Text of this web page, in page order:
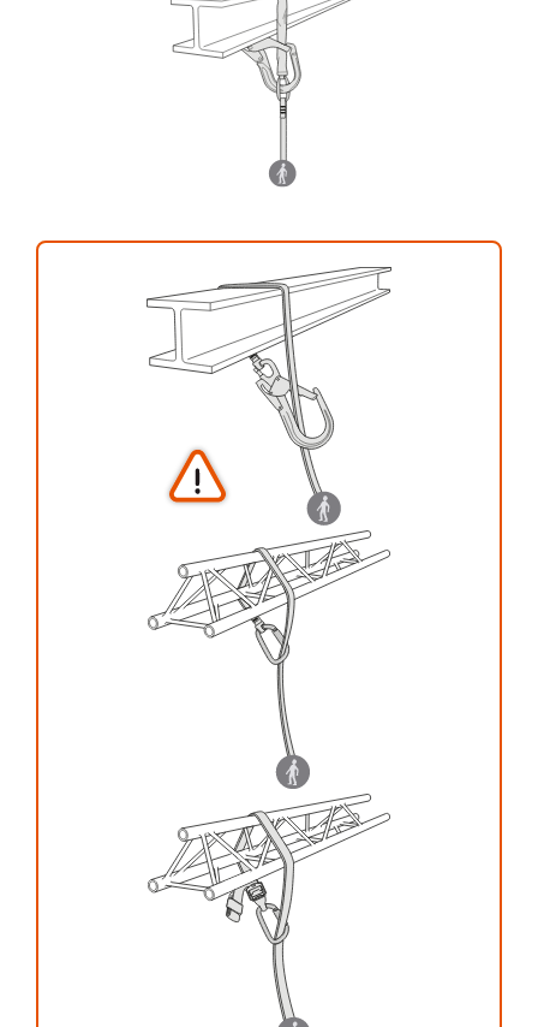
su actividad. Pueden existir otras que no
describimos aquí.